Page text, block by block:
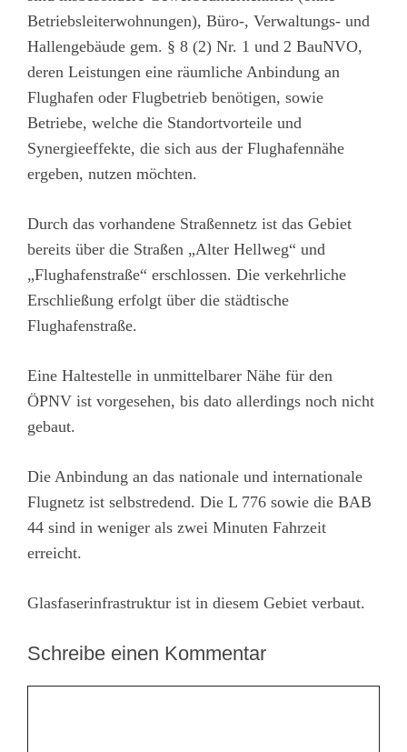
Betriebsleiterwohnungen), Büro-, Verwaltungs- und
Hallengebäude gem. § 8 (2) Nr. 1 und 2 BauNVO,
deren Leistungen eine räumliche Anbindung an
Flughafen oder Flugbetrieb benötigen, sowie
Betriebe, welche die Standortvorteile und
Synergieeffekte, die sich aus der Flughafennähe
ergeben, nutzen möchten.
Durch das vorhandene Straßennetz ist das Gebiet
bereits über die Straßen „Alter Hellweg“ und
„Flughafenstraße“ erschlossen. Die verkehrliche
Erschließung erfolgt über die städtische
Flughafenstraße.
Eine Haltestelle in unmittelbarer Nähe für den
ÖPNV ist vorgesehen, bis dato allerdings noch nicht
gebaut.
Die Anbindung an das nationale und internationale
Flugnetz ist selbstredend. Die L 776 sowie die BAB
44 sind in weniger als zwei Minuten Fahrzeit
erreicht.
Glasfaserinfrastruktur ist in diesem Gebiet verbaut.
Schreibe einen Kommentar